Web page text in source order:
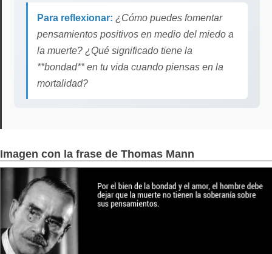
Para reflexionar: ¿Cómo puedes fomentar
pensamientos positivos en medio del miedo a
la muerte? ¿Qué significado tiene la
**bondad** en tu vida cuando piensas en la
mortalidad?
Imagen con la frase de Thomas Mann